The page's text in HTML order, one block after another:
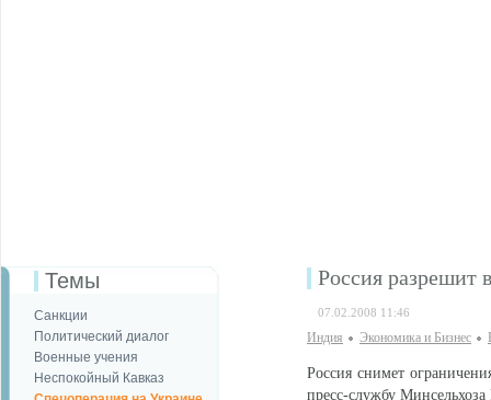
Темы
Санкции
Политический диалог
Военные учения
Неспокойный Кавказ
Россия разрешит
07.02.2008 11:46
Индия Экономика и Бизнес
Россия снимет
пресс-службу